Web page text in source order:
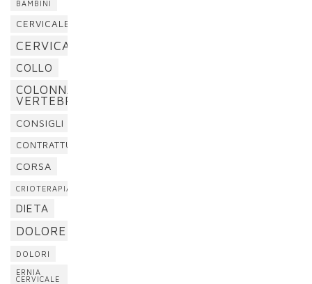
BAMBINI
CERVICALE
CERVICALGIA
COLLO
COLONNA
VERTEBRALE
CONSIGLI
CONTRATTURA
CORSA
CRIOTERAPIA
DIETA
DOLORE
DOLORI
ERNIA
CERVICALE